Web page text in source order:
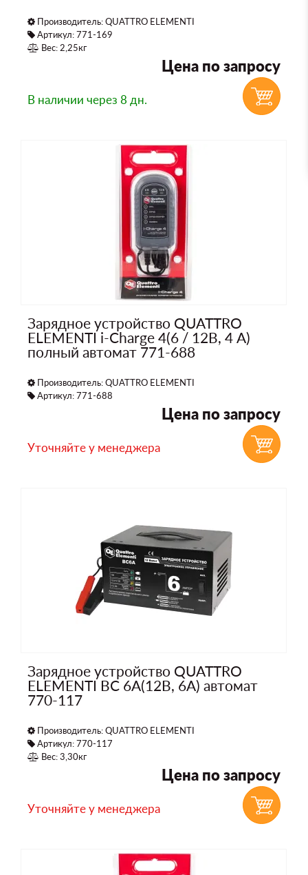
Производитель:QUATTRO ELEMENTI
Артикул: 771-169
Вес: 2,25кг
Цена по запросу
В наличии через 8 дн.
Зарядное устройство QUATTRO
ELEMENTI i-Charge 4(6 / 12В, 4 А)
полный автомат 771-688
Производитель:QUATTRO ELEMENTI
Артикул: 771-688
Цена по запросу
Уточняйте у менеджера
Зарядное устройство QUATTRO
ELEMENTI BC 6A(12В, 6А) автомат
770-117
Производитель:QUATTRO ELEMENTI
Артикул: 770-117
Вес: 3,30кг
Цена по запросу
Уточняйте у менеджера